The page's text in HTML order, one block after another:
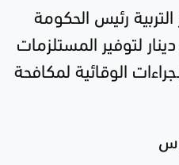
رئيس الحكومة
مليون دينار لتوفير المستلزمات
الوقائية لمكافحة